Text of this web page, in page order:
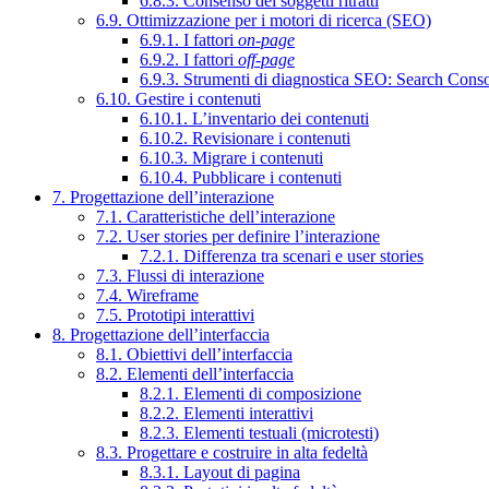
6.9. Ottimizzazione per i motori di ricerca (SEO)
6.9.1. I fattori on-page
6.9.2. I fattori off-page
6.9.3. Strumenti di diagnostica SEO: Search
6.10. Gestire i contenuti
6.10.1. L’inventario dei contenuti
6.10.2. Revisionare i contenuti
6.10.3. Migrare i contenuti
6.10.4. Pubblicare i contenuti
7. Progettazione dell’interazione
7.1. Caratteristiche dell’interazione
7.2. User stories per definire l’interazione
7.2.1. Differenza tra scenari e user stories
7.3. Flussi di interazione
7.4. Wireframe
7.5. Prototipi interattivi
8. Progettazione dell’interfaccia
8.1. Obiettivi dell’interfaccia
8.2. Elementi dell’interfaccia
8.2.1. Elementi di composizione
8.2.2. Elementi interattivi
8.2.3. Elementi testuali (microtesti)
8.3. Progettare e costruire in alta fedeltà
8.3.1. Layout di pagina